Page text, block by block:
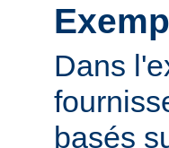
Dans
basés